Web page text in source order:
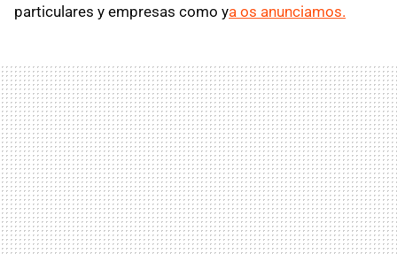
particulares y empresas como ya os anunciamos.